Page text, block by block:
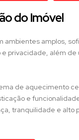
do Imóvel
amplos,
privacidade, além
de aquecimento
e
tranquilidade e alto